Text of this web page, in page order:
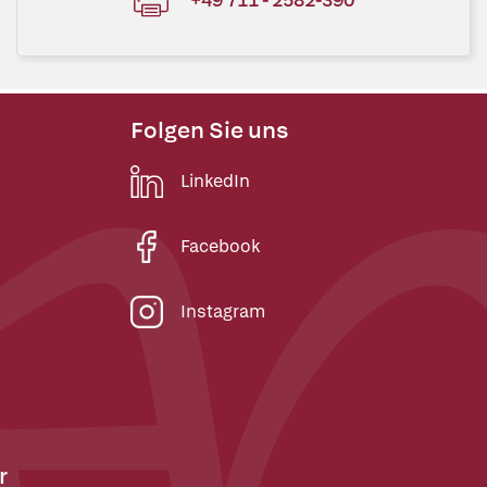
Folgen Sie uns
LinkedIn
Facebook
Instagram